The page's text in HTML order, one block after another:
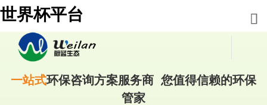
世界杯平台
一站式环保咨询方案服务商 您值得信赖的环保
管家